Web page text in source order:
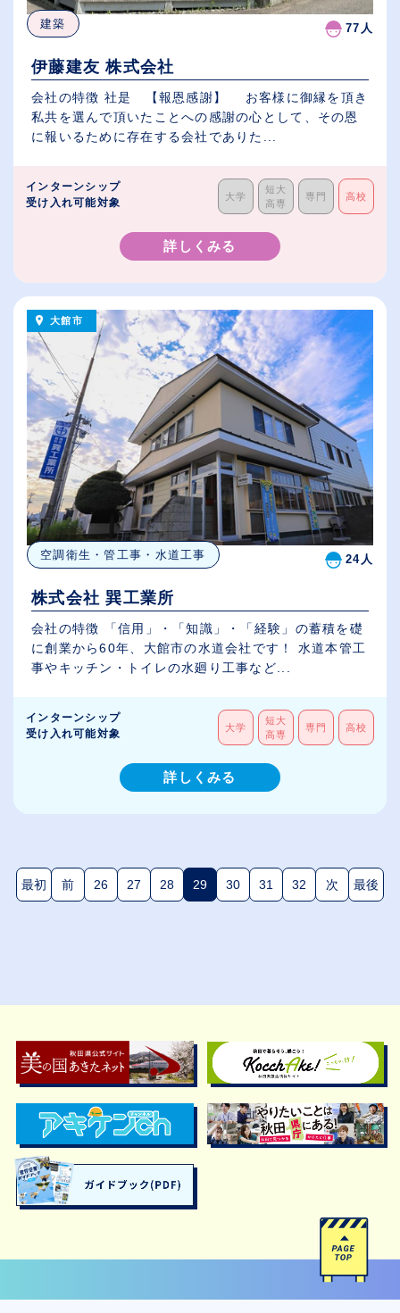
建築 77人
伊藤建友 株式会社
会社の特徴 社是 【報恩感謝】 お客様に御縁を頂き
私共を選んで頂いたことへの感謝の心として、その恩
に報いるために存在する会社でありた...
インターンシップ
受け入れ可能対象
大学
短大
高専
専門 高校
詳しくみる
大館市
空調衛生・管工事・水道工事 24人
株式会社 巽工業所
会社の特徴 「信用」・「知識」・「経験」の蓄積を礎
に創業から60年、大館市の水道会社です！ 水道本管工
事やキッチン・トイレの水廻り工事など...
インターンシップ
受け入れ可能対象
大学
短大
高専
専門 高校
詳しくみる
最初 前 26 27 28 29(現在のページ)
30 31 32 次 最後